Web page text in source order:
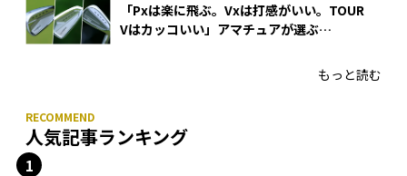
「Pxは楽に飛ぶ。Vxは打感がいい。TOUR
Vはカッコいい」アマチュアが選ぶ
もっと読む
人気記事ランキング